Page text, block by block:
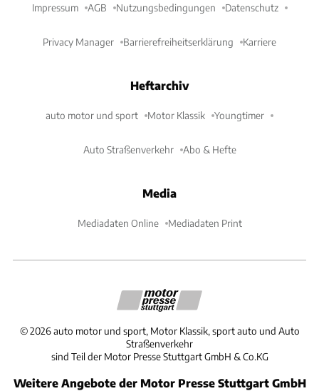
Impressum AGB Nutzungsbedingungen Datenschutz
Privacy Manager Barrierefreiheitserklärung Karriere
Heftarchiv
auto motor und sport Motor Klassik Youngtimer
Auto Straßenverkehr Abo & Hefte
Media
Mediadaten Online Mediadaten Print
©2026 auto motor und sport, Motor Klassik, sport auto und Auto
Straßenverkehr
sind Teil der Motor Presse Stuttgart GmbH & Co.KG
Weitere Angebote der Motor Presse Stuttgart GmbH